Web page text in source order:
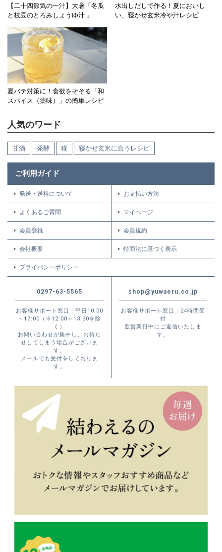
【二十四節気の一汁】大暑「冬瓜
と枝豆のとろみしょうゆ汁 」
水出しだしで作る！夏においし
い、寝かせ玄米冷や汁レシピ
夏バテ対策に！食欲をそそる「和
スパイス（薬味）」の簡単レシピ
人気のワード
甘酒 発酵 糀 寝かせ玄米に合うレシピ
ご利用ガイド
発送・送料について お支払い方法
よくあるご質問 マイページ
会員登録 会員規約
会社概要 特商法に基づく表示
プライバシーポリシー
0297-63-5565
お客様サポート窓口：平日10:00
～17:00（※12:00～13:30を除
く）
お問い合わせが集中し、お待た
せしてしまう場合がございま
す。
メールでも受付をしておりま
す。
shop@yuwaeru.co.jp
お客様サポート窓口：24時間受
付
翌営業日中にご返信いたしま
す。